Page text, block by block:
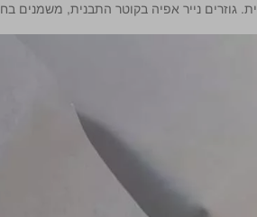
נייר אפיה בקוטר התבנית, משמנים